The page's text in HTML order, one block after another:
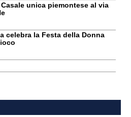
unica piemontese al via
celebra la Festa della Donna